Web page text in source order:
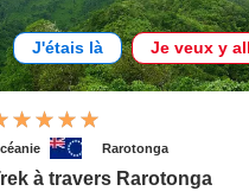
J'étais là Je veux y
Rarotonga
à travers Rarotonga